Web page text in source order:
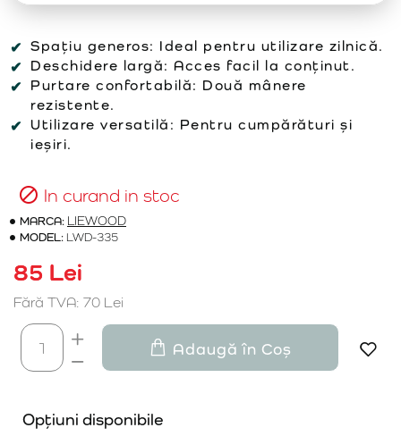
Spațiu generos: Ideal pentru utilizare zilnică.
Deschidere largă: Acces facil la conținut.
Purtare confortabilă: Două mânere
rezistente.
Utilizare versatilă: Pentru cumpărături și
ieșiri.
In curand in stoc
MARCA: LIEWOOD
MODEL: LWD-335
85 Lei
Fără TVA: 70 Lei
Adaugă în Coș
Opțiuni disponibile